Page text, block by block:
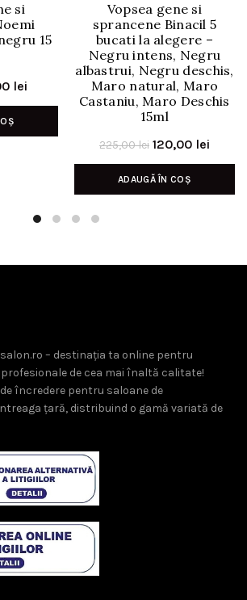
si
15
leiPrețul
curent
Vopsea gene si
sprancene Binacil 5
bucati la alegere –
Negru intens, Negru
albastrui, Negru deschis,
Maro natural, Maro
Castaniu, Maro Deschis
15ml
225,00lei Prețul
inițial
a
120,00 lei
ADAUGĂ ÎN COȘ
– destinația ta online pentru
de cea mai înaltă calitate!
încredere pentru saloane de
țară, distribuind o gamă variată de